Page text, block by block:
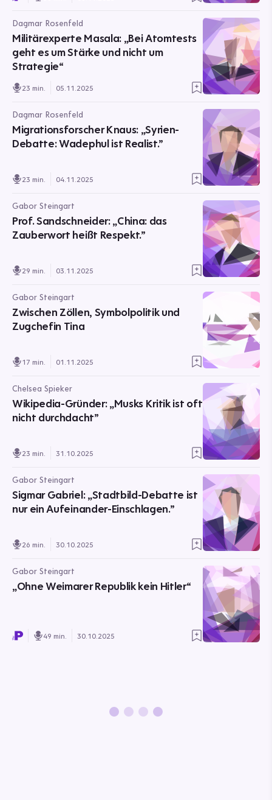
Dagmar Rosenfeld
Militärexperte Masala: „Bei Atomtests
geht es um Stärke und nicht um
Strategie“
23 min. 05.11.2025
Dagmar Rosenfeld
Migrationsforscher Knaus: „Syrien-
Debatte: Wadephul ist Realist.”
23 min. 04.11.2025
Gabor Steingart
Prof. Sandschneider: „China: das
Zauberwort heißt Respekt.”
29 min. 03.11.2025
Gabor Steingart
Zwischen Zöllen, Symbolpolitik und
Zugchefin Tina
17 min. 01.11.2025
Chelsea Spieker
Wikipedia-Gründer: „Musks Kritik ist oft
nicht durchdacht”
23 min. 31.10.2025
Gabor Steingart
Sigmar Gabriel: „Stadtbild-Debatte ist
nur ein Aufeinander-Einschlagen.”
26 min. 30.10.2025
Gabor Steingart
„Ohne Weimarer Republik kein Hitler“
49 min. 30.10.2025